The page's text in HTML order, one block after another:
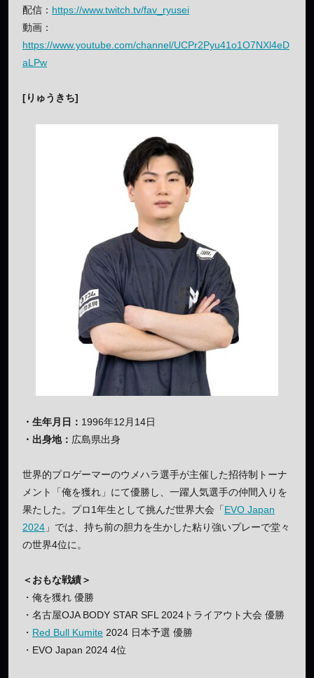
配信： https://www.twitch.tv/fav_ryusei
動画：
https://www.youtube.com/channel/UCPr2Pyu41o1O7NXl4eD
aLPw
[りゅうきち]
・生年月日： 1996年12月14日
・出身地： 広島県出身
世界的プロゲーマーのウメハラ選手が主催した招待制トーナ
メント「俺を獲れ」にて優勝し、一躍人気選手の仲間入りを
果たした。プロ1年生として挑んだ世界大会「EVO Japan
2024 」では、持ち前の胆力を生かした粘り強いプレーで堂々
の世界4位に。
＜おもな戦績＞
・俺を獲れ 優勝
・名古屋OJA BODY STAR SFL 2024トライアウト大会 優勝
・ Red Bull Kumite 2024 日本予選 優勝
・EVO Japan 2024 4位